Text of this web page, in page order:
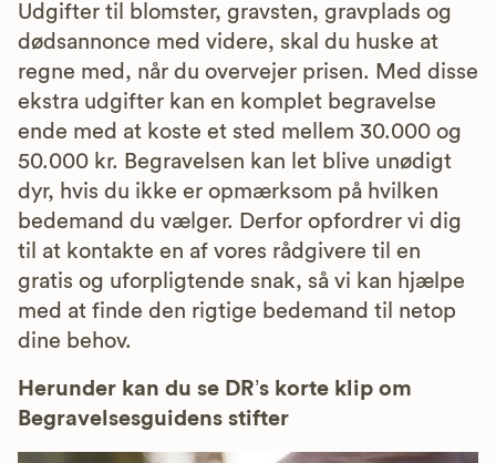
Udgifter til blomster, gravsten, gravplads og
dødsannonce med videre, skal du huske at
regne med, når du overvejer prisen. Med disse
ekstra udgifter kan en komplet begravelse
ende med at koste et sted mellem 30.000 og
50.000 kr. Begravelsen kan let blive unødigt
dyr, hvis du ikke er opmærksom på hvilken
bedemand du vælger. Derfor opfordrer vi dig
til at kontakte en af vores rådgivere til en
gratis og uforpligtende snak, så vi kan hjælpe
med at finde den rigtige bedemand til netop
dine behov.
Herunder kan du se DR’s korte klip om
Begravelsesguidens stifter